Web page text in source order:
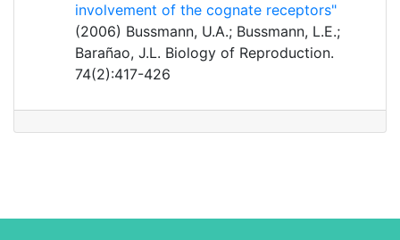
involvement of the cognate receptors"
(2006) Bussmann, U.A.; Bussmann, L.E.;
Barañao, J.L. Biology of Reproduction.
74(2):417-426